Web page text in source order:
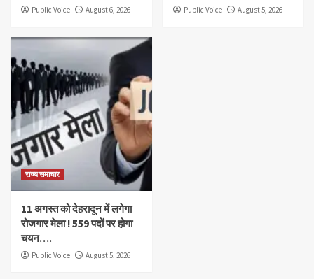
Public Voice August 6, 2026 Public Voice August 5, 2026
राज्य समाचार
11 अगस्त को देहरादून में लगेगा
रोजगार मेला ! 559 पदों पर होगा
चयन….
Public Voice August 5, 2026